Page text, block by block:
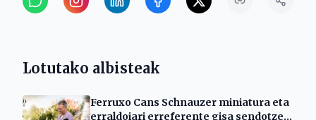
Lotutako albisteak
Ferruxo Cans Schnauzer miniatura eta
erraldoiari erreferente gisa sendotzen